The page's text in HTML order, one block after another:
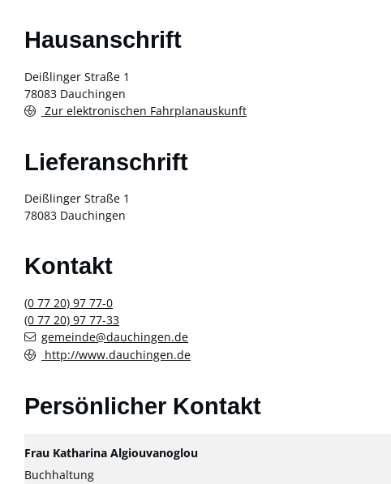
Hausanschrift
Deißlinger Straße 1
78083 Dauchingen
Zur elektronischen Fahrplanauskunft
Lieferanschrift
Deißlinger Straße 1
78083 Dauchingen
Kontakt
(0 77 20) 97 77-0
(0 77 20) 97 77-33
gemeinde@dauchingen.de
http://www.dauchingen.de
Persönlicher Kontakt
Frau Katharina Algiouvanoglou
Buchhaltung